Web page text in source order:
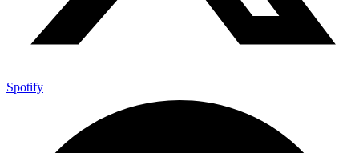
Spotify